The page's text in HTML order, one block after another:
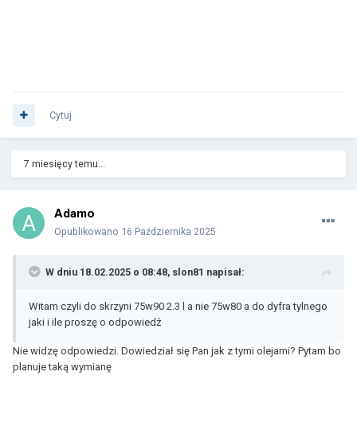
Cytuj
7 miesięcy temu...
Adamo
Opublikowano 16 Października 2025
W dniu 18.02.2025 o 08:48, slon81 napisał:
Witam czyli do skrzyni 75w90 2.3 l a nie 75w80 a do dyfra tylnego
jaki i ile proszę o odpowiedź
Nie widzę odpowiedzi. Dowiedział się Pan jak z tymi olejami? Pytam bo
planuje taką wymianę